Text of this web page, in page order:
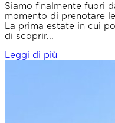
Siamo finalmente fuori
momento di prenotare
La prima estate in cui
di scoprir...
Leggi di più